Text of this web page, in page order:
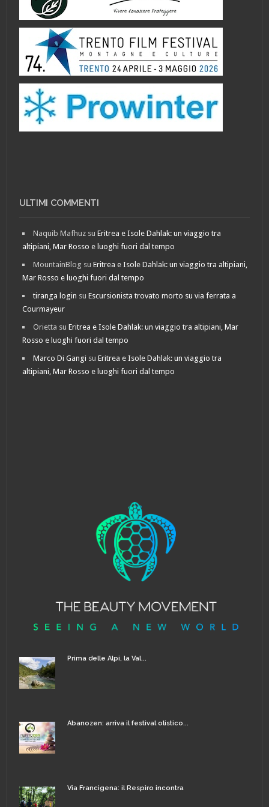
ULTIMI COMMENTI
Naquib Mafhuz suEritrea e Isole Dahlak: un viaggio tra
altipiani, Mar Rosso e luoghi fuori dal tempo
MountainBlog suEritrea e Isole Dahlak: un viaggio tra altipiani,
Mar Rosso e luoghi fuori dal tempo
tiranga login suEscursionista trovato morto su via ferrata a
Courmayeur
Orietta suEritrea e Isole Dahlak: un viaggio tra altipiani, Mar
Rosso e luoghi fuori dal tempo
Marco Di Gangi suEritrea e Isole Dahlak: un viaggio tra
altipiani, Mar Rosso e luoghi fuori dal tempo
Prima delle Alpi, la Val...
Abanozen: arriva il festival olistico...
Via Francigena: il Respiro incontra